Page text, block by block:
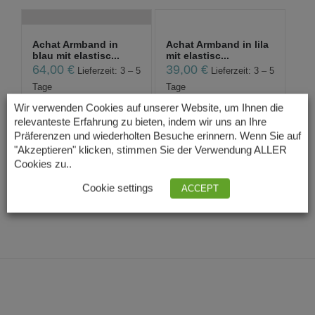
Achat Armband in
blau mit elastisc...
64,00 €
Lieferzeit: 3 – 5
Tage
Achat Armband in lila
mit elastisc...
39,00€
Lieferzeit: 3 – 5
Tage
Achat Armband mit
elastischem Gumm...
64,00€
Achat Armband mit
elastischem Gumm...
Tage
Wir verwenden Cookies auf unserer Website, um Ihnen die
relevanteste Erfahrung zu bieten, indem wir uns an Ihre
Präferenzen und wiederholten Besuche erinnern. Wenn Sie auf
"Akzeptieren" klicken, stimmen Sie der Verwendung ALLER
Cookies zu..
Cookie settings ACCEPT